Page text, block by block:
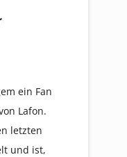
ein Fan
Lafon.
letzten
und ist,